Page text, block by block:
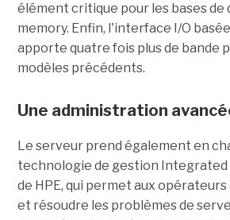
élément critique pour les bases de
memory. Enfin, l'interface I/O
apporte quatre fois plus de bande
modèles précédents.
Une administration
Le serveur prend également en
technologie de gestion Integrated
de HPE, qui permet aux
et résoudre les problèmes de